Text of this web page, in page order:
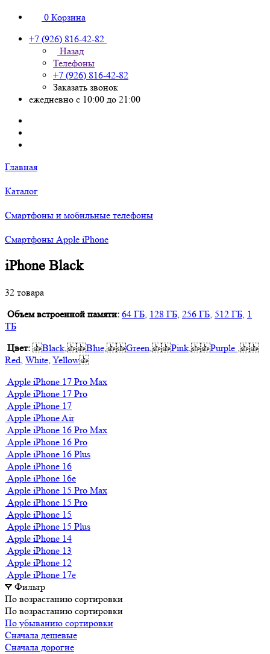
0 Корзина
+7 (926) 816-42-82
Назад
Телефоны
+7 (926) 816-42-82
Заказать звонок
ежедневно с 10:00 до 21:00
Главная
Каталог
Смартфоны и мобильные телефоны
Смартфоны Apple iPhone
iPhone Black
32 товара
Объем встроенной памяти: 64 ГБ, 128 ГБ, 256 ГБ, 512 ГБ, 1
ТБ
Цвет:
Black,Blue,Green,Pink,Purple ,
Red, White, Yellow
Apple iPhone 17 Pro Max
Apple iPhone 17 Pro
Apple iPhone 17
Apple iPhone Air
Apple iPhone 16 Pro Max
Apple iPhone 16 Pro
Apple iPhone 16 Plus
Apple iPhone 16
Apple iPhone 16e
Apple iPhone 15 Pro Max
Apple iPhone 15 Pro
Apple iPhone 15
Apple iPhone 15 Plus
Apple iPhone 14
Apple iPhone 13
Apple iPhone 12
Apple iPhone 17e
Фильтр
По возрастанию сортировки
По возрастанию сортировки
По убыванию сортировки
Сначала дешевые
Сначала дорогие